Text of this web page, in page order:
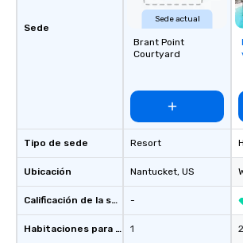
Sede
Tipo de sede
Ubicación
Calificación de la sede
Habitaciones para huéspedes
Sede actual
Brant Point
Courtyard
Resort
Nantucket, US
-
1